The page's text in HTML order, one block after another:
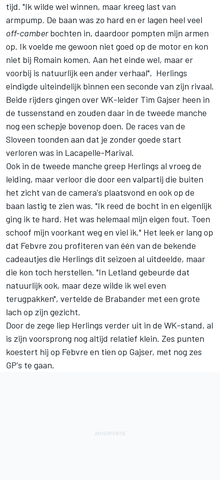
tijd. "Ik wilde wel winnen, maar kreeg last van
armpump. De baan was zo hard en er lagen heel veel
off-camberbochten in, daardoor pompten mijn armen
op. Ik voelde me gewoon niet goed op de motor en kon
niet bij Romain komen. Aan het einde wel, maar er
voorbij is natuurlijk een ander verhaal", Herlings
eindigde uiteindelijk binnen een seconde van zijn rivaal.
Beide rijders gingen over WK-leider Tim Gajser heen in
de tussenstand en zouden daar in de tweede manche
nog een schepje bovenop doen. De races van de
Sloveen toonden aan dat je zonder goede start
verloren was in Lacapelle-Marival.
Ook in de tweede manche greep Herlings al vroeg de
leiding, maar verloor die door een valpartij die buiten
het zicht van de camera's plaatsvond en ook op de
baan lastig te zien was. "Ik reed de bocht in en eigenlijk
ging ik te hard. Het was helemaal mijn eigen fout. Toen
schoof mijn voorkant weg en viel ik." Het leek er lang op
dat Febvre zou profiteren van één van de bekende
cadeautjes die Herlings dit seizoen al uitdeelde, maar
die kon toch herstellen. "In Letland gebeurde dat
natuurlijk ook, maar deze wilde ik wel even
terugpakken", vertelde de Brabander met een grote
lach op zijn gezicht.
Door de zege liep Herlings verder uit in de WK-stand, al
is zijn voorsprong nog altijd relatief klein. Zes punten
koestert hij op Febvre en tien op Gajser, met nog zes
GP's te gaan.